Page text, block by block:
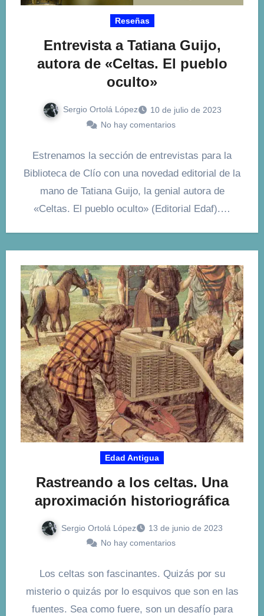
Reseñas
Entrevista a Tatiana Guijo,
autora de «Celtas. El pueblo
oculto»
Sergio Ortolá López
10 de julio de 2023
No hay comentarios
Estrenamos la sección de entrevistas para la
Biblioteca de Clío con una novedad editorial de la
mano de Tatiana Guijo, la genial autora de
«Celtas. El pueblo oculto» (Editorial Edaf).…
Edad Antigua
Rastreando a los celtas. Una
aproximación historiográfica
Sergio Ortolá López
13 de junio de 2023
No hay comentarios
Los celtas son fascinantes. Quizás por su
misterio o quizás por lo esquivos que son en las
fuentes. Sea como fuere, son un desafío para